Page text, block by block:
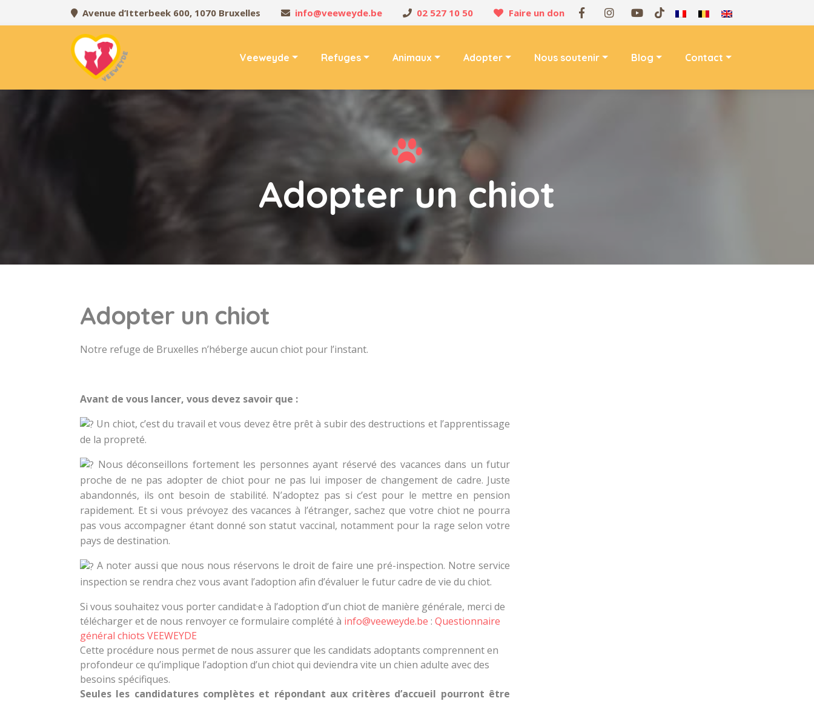
Avenue d’Itterbeek 600, 1070 Bruxelles info@veeweyde.be 02 527 10 50 Faire un don
Veeweyde Refuges Animaux Adopter Nous soutenir Blog Contact
Adopter un chiot
Adopter un chiot
Notre refuge de Bruxelles n’héberge aucun chiot pour l’instant.
Avant de vous lancer, vous devez savoir que :
Un chiot, c’est du travail et vous devez être prêt à subir des destructions et l’apprentissage
de la propreté.
Nous déconseillons fortement les personnes ayant réservé des vacances dans un futur
proche de ne pas adopter de chiot pour ne pas lui imposer de changement de cadre. Juste
abandonnés, ils ont besoin de stabilité. N’adoptez pas si c’est pour le mettre en pension
rapidement. Et si vous prévoyez des vacances à l’étranger, sachez que votre chiot ne pourra
pas vous accompagner étant donné son statut vaccinal, notamment pour la rage selon votre
pays de destination.
A noter aussi que nous nous réservons le droit de faire une pré-inspection. Notre service
inspection se rendra chez vous avant l’adoption afin d’évaluer le futur cadre de vie du chiot.
Si vous souhaitez vous porter candidat·e à l’adoption d’un chiot de manière générale, merci de
télécharger et de nous renvoyer ce formulaire complété à info@veeweyde.be : Questionnaire
général chiots VEEWEYDE
Cette procédure nous permet de nous assurer que les candidats adoptants comprennent en
profondeur ce qu’implique l’adoption d’un chiot qui deviendra vite un chien adulte avec des
besoins spécifiques.
Seules les candidatures complètes et répondant aux critères d’accueil pourront être